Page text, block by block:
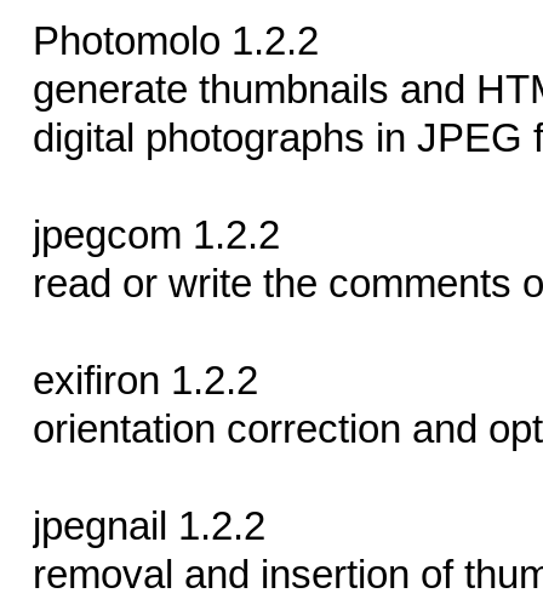
Photomolo 1.2.2
generate thumbnails and
digital photographs in JPEG
jpegcom 1.2.2
read or write the comments
exifiron 1.2.2
orientation correction and
jpegnail 1.2.2
removal and insertion of